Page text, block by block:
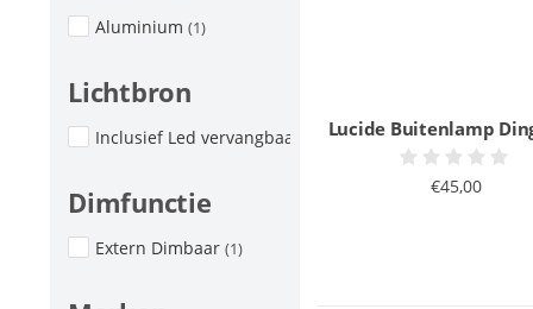
Aluminium (1)
Lichtbron
Inclusief Led vervangbaar
Dimfunctie
Extern Dimbaar (1)
Lucide Buitenlamp
€45,00